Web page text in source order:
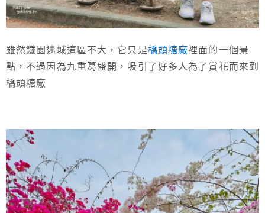
雖然鐵園迷城這區不大，它只是橋頭糖廠裡面的一個景
點，不過因為九重葛盛開，吸引了好多人為了賞花而來到
橋頭糖廠